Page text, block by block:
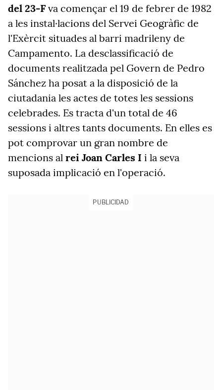
del 23-Fva començar el 19 de febrer de 1982
a les instal·lacions del Servei Geogràfic de
l'Exèrcit situades al barri madrileny de
Campamento. La desclassificació de
documents realitzada pel Govern de Pedro
Sánchez ha posat a la disposició de la
ciutadania les actes de totes les sessions
celebrades. Es tracta d'un total de 46
sessions i altres tants documents. En elles es
pot comprovar un gran nombre de
mencions al rei Joan Carles I i la seva
suposada implicació en l'operació.
PUBLICIDAD